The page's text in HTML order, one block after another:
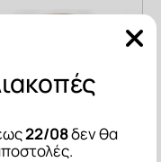
22/08δεν θα